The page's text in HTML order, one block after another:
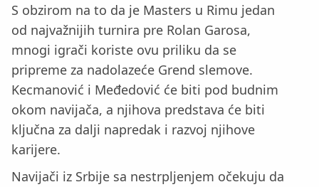
S obzirom na to da je Masters u Rimu jedan
od najvažnijih turnira pre Rolan Garosa,
mnogi igrači koriste ovu priliku da se
pripreme za nadolazeće Grend slemove.
Kecmanović i Međedović će biti pod budnim
okom navijača, a njihova predstava će biti
ključna za dalji napredak i razvoj njihove
karijere.
Navijači iz Srbije sa nestrpljenjem očekuju da